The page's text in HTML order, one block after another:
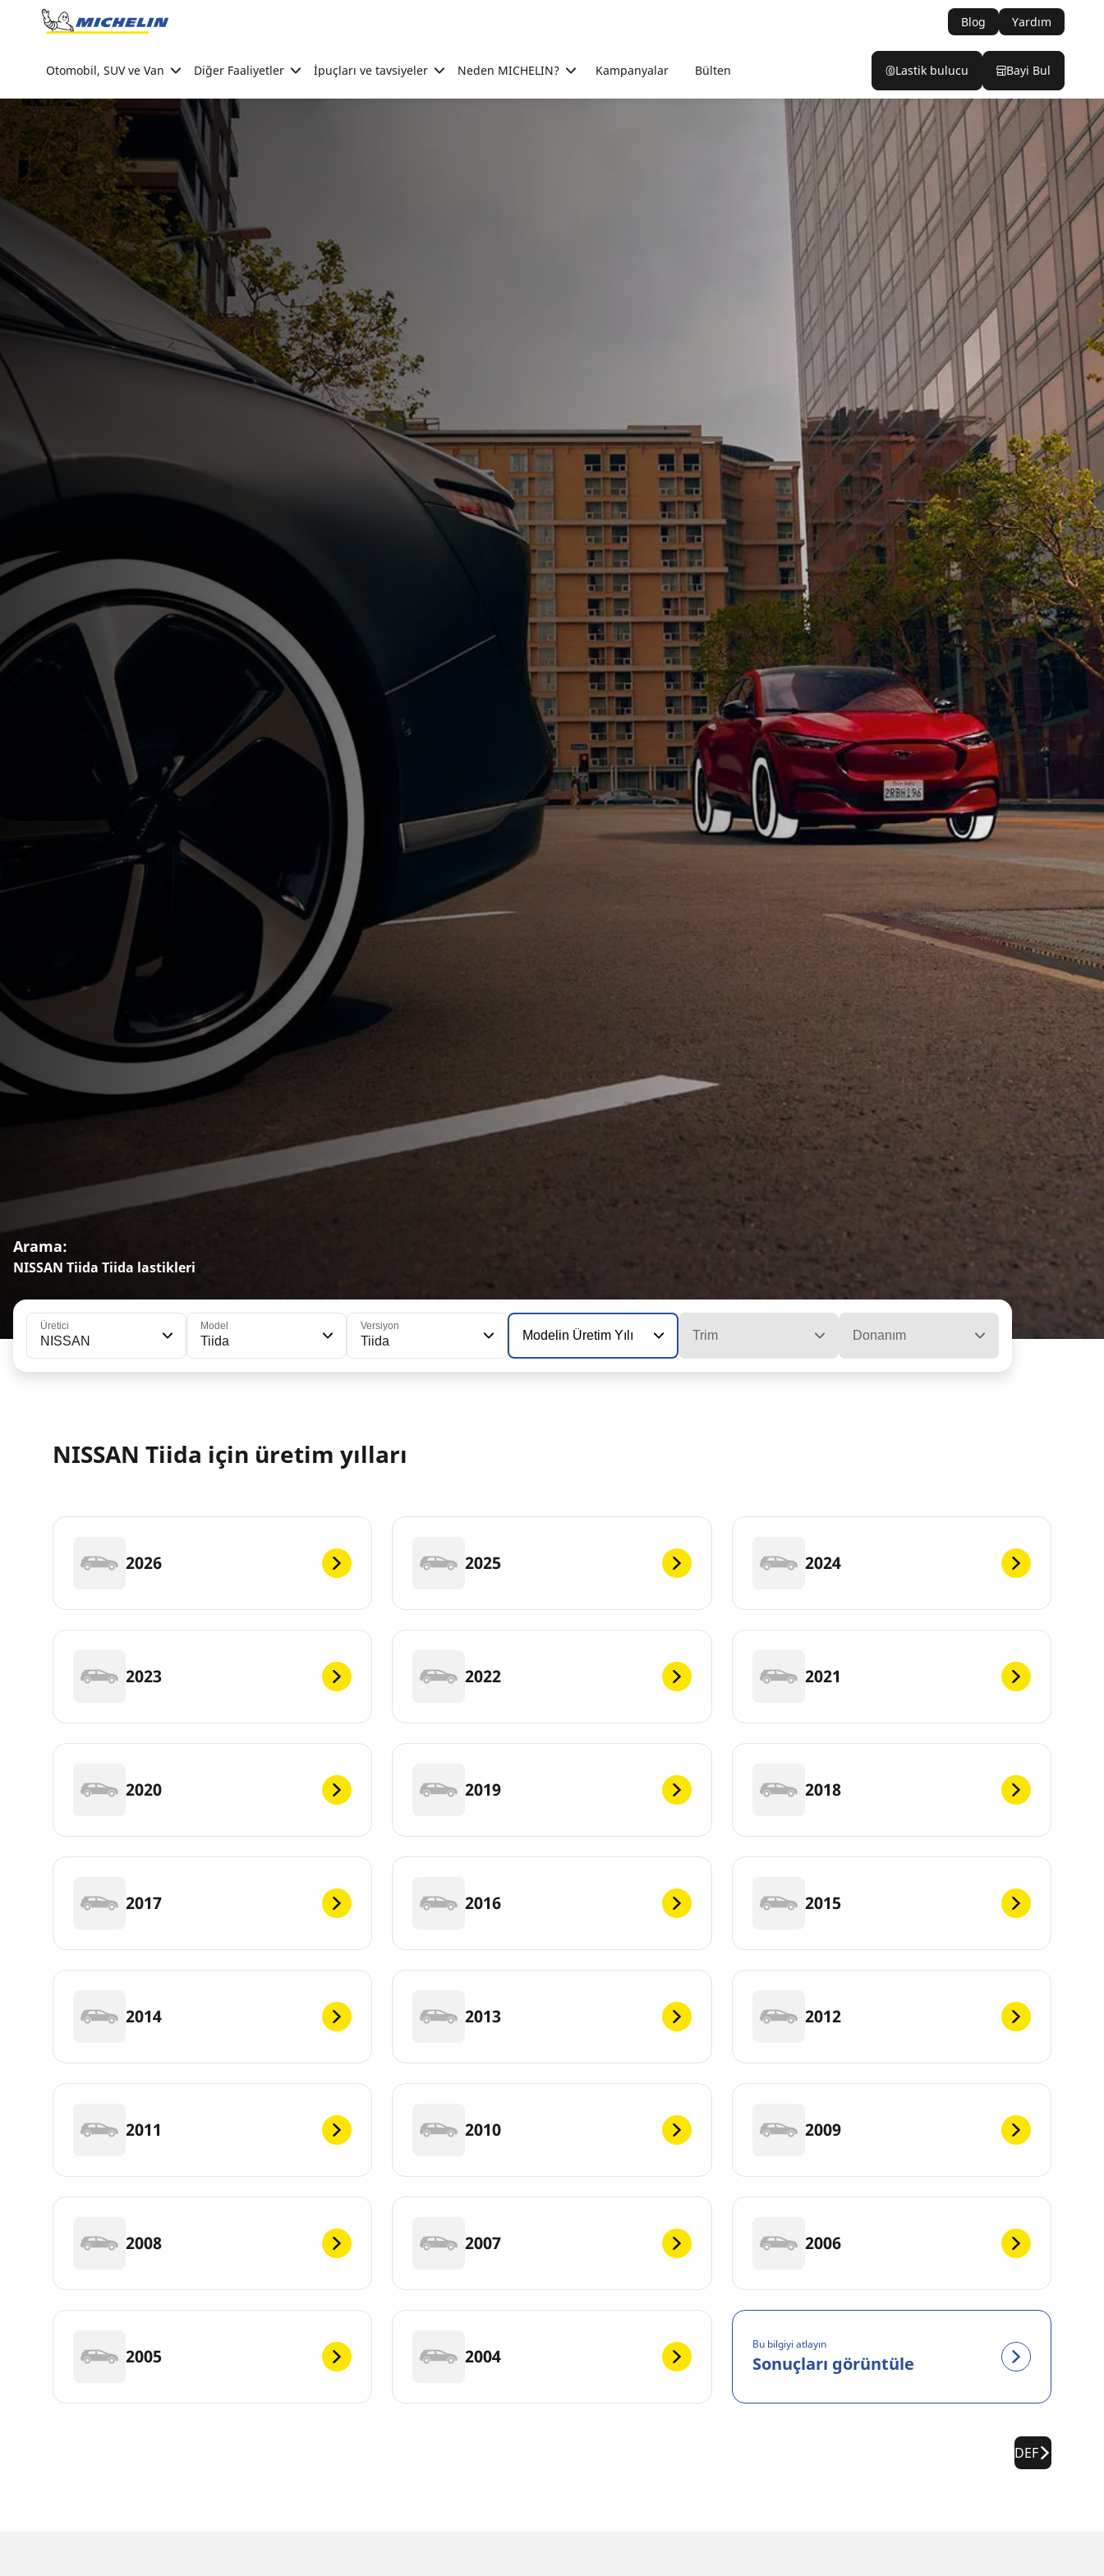
Go to page content
Blog Yardım
Otomobil, SUV ve Van Diğer Faaliyetler İpuçları ve tavsiyeler Neden MICHELIN? Kampanyalar Bülten Lastik bulucu Bayi Bul
Arama:
NISSAN Tiida Tiida lastikleri
Üretici
NISSAN
Model
Tiida
Versiyon
Tiida Modelin Üretim Yılı Trim Donanım
NISSAN Tiida için üretim yılları
2026 2025 2024
2023 2022 2021
2020 2019 2018
2017 2016 2015
2014 2013 2012
2011 2010 2009
2008 2007 2006
2005 2004
Bu bilgiyi atlayın
Sonuçları görüntüle
DEF